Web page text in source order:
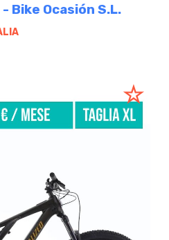
Bike Ocasión S.L.